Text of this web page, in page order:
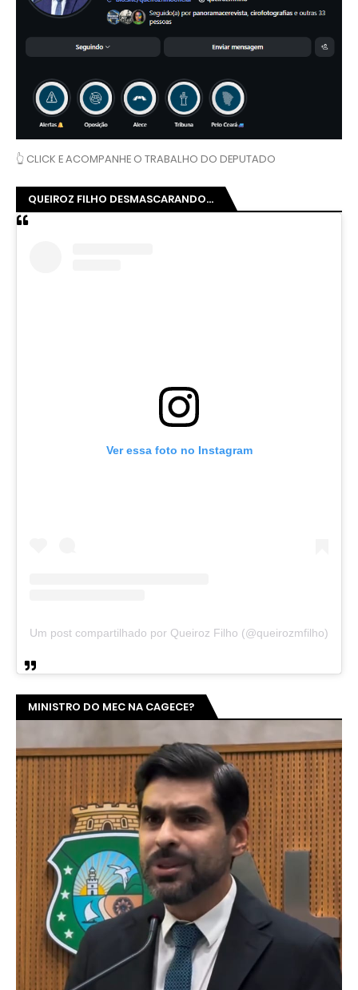
👆 CLICK E ACOMPANHE O TRABALHO DO DEPUTADO
QUEIROZ FILHO DESMASCARANDO...
Ver essa foto no Instagram
Um post compartilhado por Queiroz Filho (@queirozmfilho)
MINISTRO DO MEC NA CAGECE?